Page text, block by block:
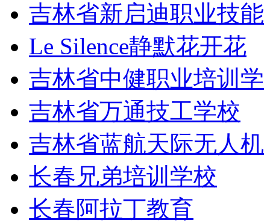
吉林省新启迪职业技能
Le Silence静默花开花
吉林省中健职业培训学
吉林省万通技工学校
吉林省蓝航天际无人机
长春兄弟培训学校
长春阿拉丁教育